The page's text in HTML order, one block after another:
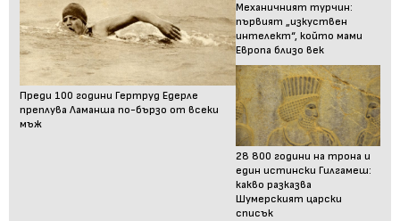
Преди 100 години Гертруд Едерле
преплува Ламанша по-бързо от всеки
мъж
Механичният турчин:
първият „изкуствен
интелект“, който мами
Европа близо век
28 800 години на трона и
един истински Гилгамеш:
какво разказва
Шумерският царски
списък